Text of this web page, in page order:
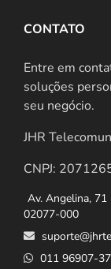
CONTATO
Entre em
soluções
seu negócio.
JHR
CNPJ:
Av. Angelina,
02077-000
011 96907-